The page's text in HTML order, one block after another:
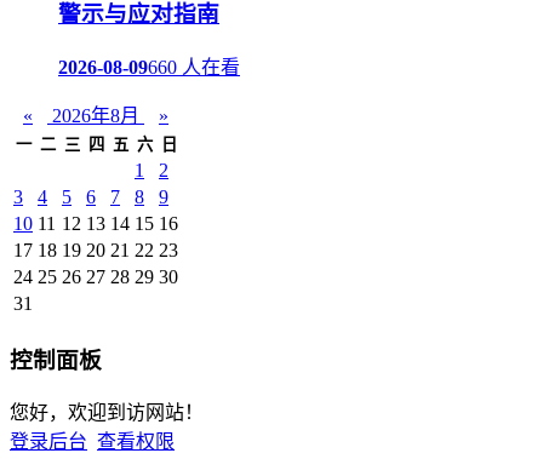
警示与应对指南
2026-08-09660 人在看
« 2026年8月 »
一 二 三 四 五 六 日
1
2
3
4 5 6 7 8
9
10 11 12 13 14 15 16
17 18 19 20 21 22 23
24 25 26 27 28 29 30
31
控制面板
您好，欢迎到访网站！
登录后台 查看权限